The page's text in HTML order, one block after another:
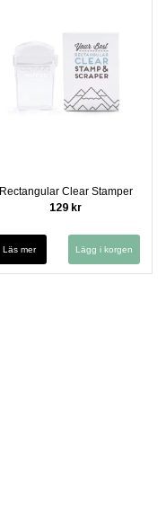
Rectangular Clear Stamper
129 kr
Läs mer